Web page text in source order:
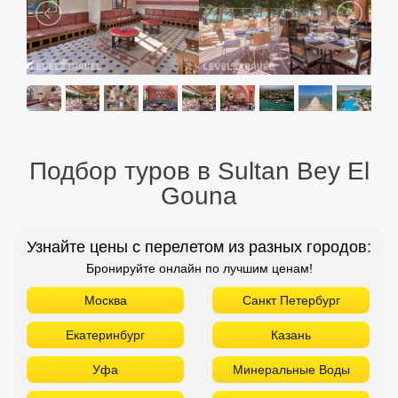
Подбор туров в Sultan Bey El
Gouna
Узнайте цены с перелетом из разных городов:
Бронируйте онлайн по лучшим ценам!
Москва Санкт Петербург
Екатеринбург Казань
Уфа Минеральные Воды